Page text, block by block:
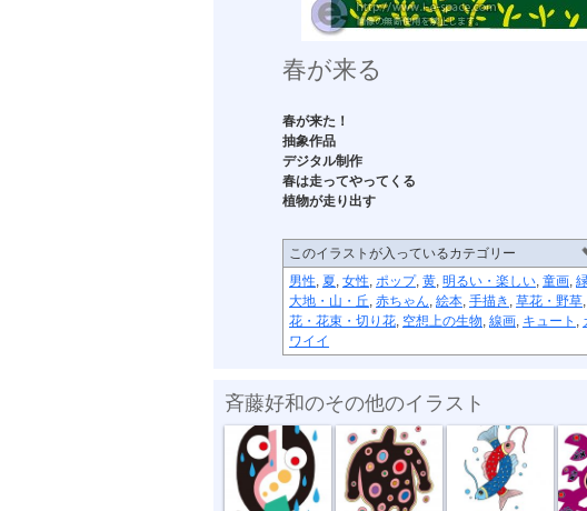
春が来る
春が来た！
抽象作品
デジタル制作
春は走ってやってくる
植物が走り出す
このイラストが入っているカテゴリー
男性, 夏, 女性, ポップ, 黄, 明るい・楽しい, 童画,
大地・山・丘, 赤ちゃん, 絵本, 手描き , 草花・野草,
花・花束・切り花, 空想上の生物, 線画, キュート ,
ワイイ
斉藤好和のその他のイラスト
傘がない 正体不明 深海の恋